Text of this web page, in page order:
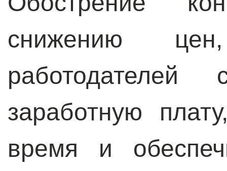
снижению
работодателей
заработную
время и